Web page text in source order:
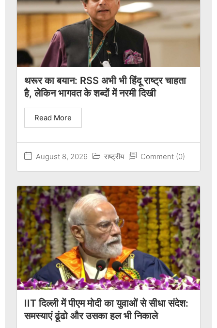
थरूर का बयान: RSS अभी भी हिंदू राष्ट्र चाहता
है, लेकिन भागवत के शब्दों में नरमी दिखी
August 8, 2026 राष्ट्रीय Comment (0)
Read More
IIT दिल्ली में पीएम मोदी का युवाओं से सीधा संदेश:
समस्याएं ढूंढो और उसका हल भी निकाले